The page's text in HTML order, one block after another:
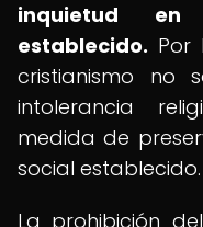
inquietud
establecido. Por
cristianismo no
intolerancia
medida de
social establecido.
La prohibición